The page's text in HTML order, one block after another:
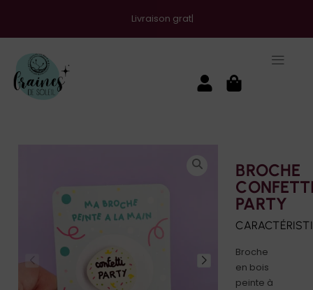
Livraison gratuite en t'inscrivant à l
BROCHE
PARTY
Broche
en bois
peinte à